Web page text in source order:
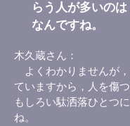
らう人が多いの
なんですね。
木久蔵さん
よくわかりませんが
ていますから，人を傷
もしろい駄洒落ひとつ
ね。